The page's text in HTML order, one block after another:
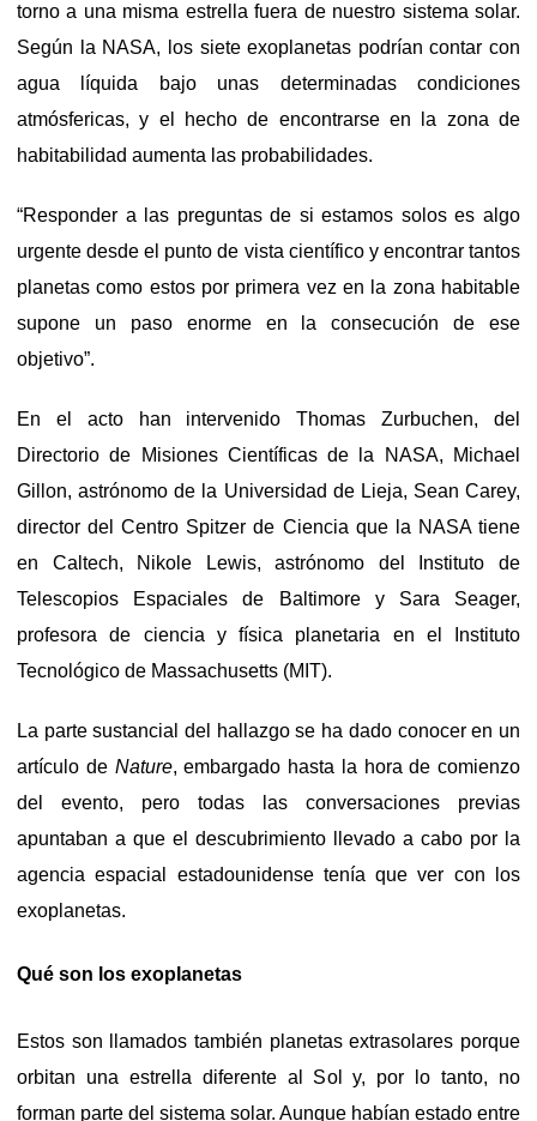
torno a una misma estrella fuera de nuestro sistema solar.
Según la NASA, los siete exoplanetas podrían contar con
agua líquida bajo unas determinadas condiciones
atmósfericas, y el hecho de encontrarse en la zona de
habitabilidad aumenta las probabilidades.
“Responder a las preguntas de si estamos solos es algo
urgente desde el punto de vista científico y encontrar tantos
planetas como estos por primera vez en la zona habitable
supone un paso enorme en la consecución de ese
objetivo”.
En el acto han intervenido Thomas Zurbuchen, del
Directorio de Misiones Científicas de la NASA, Michael
Gillon, astrónomo de la Universidad de Lieja, Sean Carey,
director del Centro Spitzer de Ciencia que la NASA tiene
en Caltech, Nikole Lewis, astrónomo del Instituto de
Telescopios Espaciales de Baltimore y Sara Seager,
profesora de ciencia y física planetaria en el Instituto
Tecnológico de Massachusetts (MIT).
La parte sustancial del hallazgo se ha dado conocer en un
artículo de Nature, embargado hasta la hora de comienzo
del evento, pero todas las conversaciones previas
apuntaban a que el descubrimiento llevado a cabo por la
agencia espacial estadounidense tenía que ver con los
exoplanetas.
Qué son los exoplanetas
Estos son llamados también planetas extrasolares porque
orbitan una estrella diferente al Sol y, por lo tanto, no
forman parte del sistema solar. Aunque habían estado entre